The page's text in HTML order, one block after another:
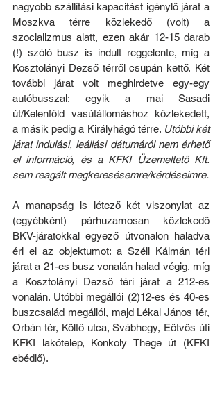
nagyobb szállítási kapacitást igénylő járat a
Moszkva térre közlekedő (volt) a
szocializmus alatt, ezen akár 12-15 darab
(!) szóló busz is indult reggelente, míg a
Kosztolányi Dezső térről csupán kettő. Két
további járat volt meghirdetve egy-egy
autóbusszal: egyik a mai Sasadi
út/Kelenföld vasútállomáshoz közlekedett,
a másik pedig a Királyhágó térre. Utóbbi két
járat indulási, leállási dátumáról nem érhető
el információ, és a KFKI Üzemeltető Kft.
sem reagált megkeresésemre/kérdéseimre.
A manapság is létező két viszonylat az
(egyébként) párhuzamosan közlekedő
BKV-járatokkal egyező útvonalon haladva
éri el az objektumot: a Széll Kálmán téri
járat a 21-es busz vonalán halad végig, míg
a Kosztolányi Dezső téri járat a 212-es
vonalán. Utóbbi megállói (2)12-es és 40-es
buszcsalád megállói, majd Lékai János tér,
Orbán tér, Költő utca, Svábhegy, Eötvös úti
KFKI lakótelep, Konkoly Thege út (KFKI
ebédlő).